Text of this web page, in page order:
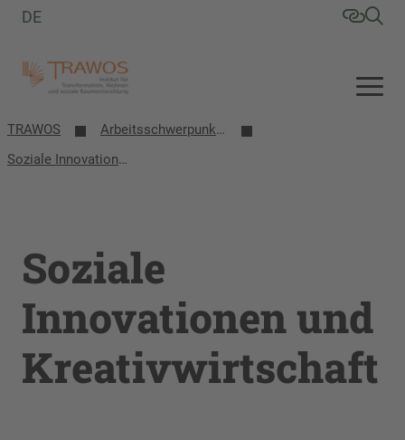
DE
TRAWOS
Arbeitsschwerpunkte
Soziale Innovationen und Kreativwirtschaft
Soziale
Innovationen und
Kreativwirtschaft